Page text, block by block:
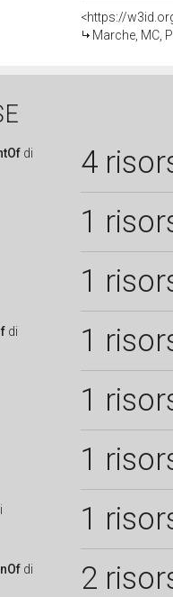
<https://
Marche, MC,
di 4
1
1
di 1
1
1
1
di 2